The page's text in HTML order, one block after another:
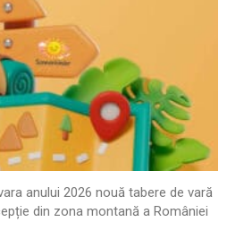
anului 2026 nouă tabere de vară
din zona montană a României